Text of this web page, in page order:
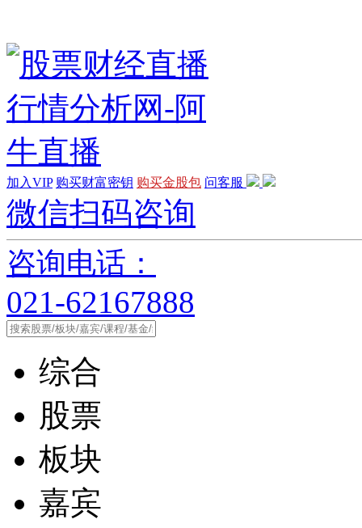
加入VIP 购买财富密钥 购买金股包 问客服
微信扫码咨询
咨询电话：
021-62167888
综合
股票
板块
嘉宾